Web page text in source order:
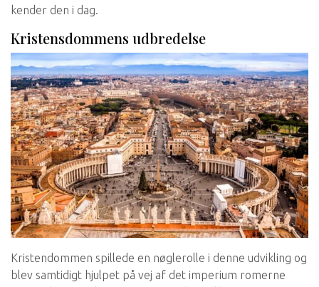
kender den i dag.
Kristensdommens udbredelse
Kristendommen spillede en nøglerolle i denne udvikling og
blev samtidigt hjulpet på vej af det imperium romerne